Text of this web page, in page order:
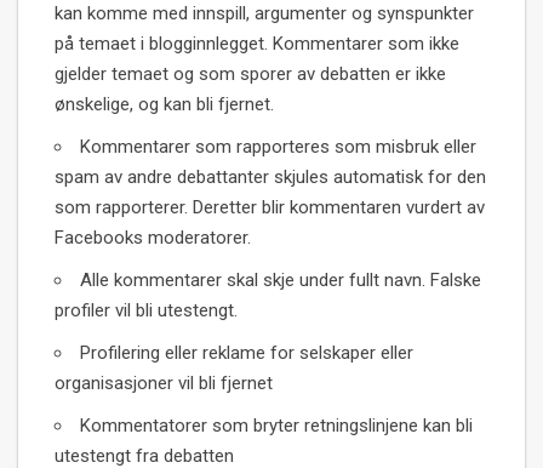
kan komme med innspill, argumenter og synspunkter
på temaet i blogginnlegget. Kommentarer som ikke
gjelder temaet og som sporer av debatten er ikke
ønskelige, og kan bli fjernet.
Kommentarer som rapporteres som misbruk eller
spam av andre debattanter skjules automatisk for den
som rapporterer. Deretter blir kommentaren vurdert av
Facebooks moderatorer.
Alle kommentarer skal skje under fullt navn. Falske
profiler vil bli utestengt.
Profilering eller reklame for selskaper eller
organisasjoner vil bli fjernet
Kommentatorer som bryter retningslinjene kan bli
utestengt fra debatten